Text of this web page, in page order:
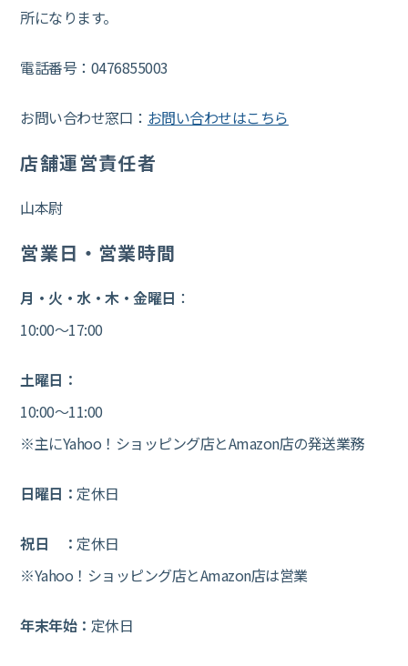
所になります。
電話番号：0476855003
お問い合わせ窓口： お問い合わせはこちら
店舗運営責任者
山本尉
営業日・営業時間
月・火・水・木・金曜日 ：
10:00～17:00
土曜日：
10:00～11:00
※主にYahoo！ショッピング店とAmazon店の発送業務
日曜日： 定休日
祝日 ： 定休日
※Yahoo！ショッピング店とAmazon店は営業
年末年始： 定休日